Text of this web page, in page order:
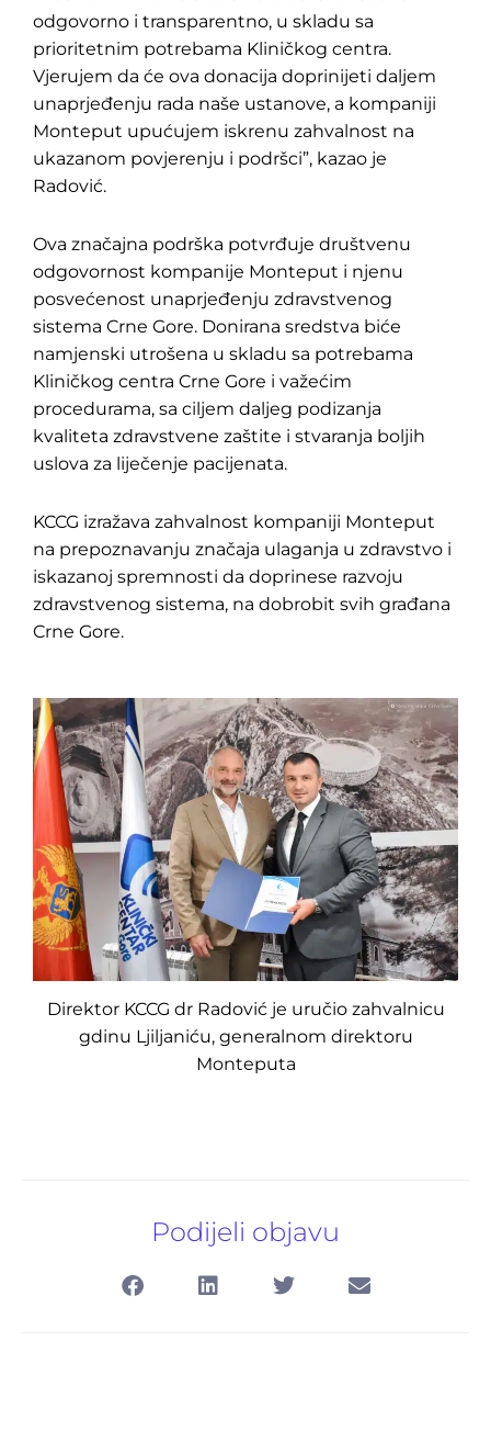
za:
odgovorno i transparentno, u skladu sa
prioritetnim potrebama Kliničkog centra.
Vjerujem da će ova donacija doprinijeti daljem
unaprjeđenju rada naše ustanove, a kompaniji
Monteput upućujem iskrenu zahvalnost na
ukazanom povjerenju i podršci”, kazao je
Radović.
Ova značajna podrška potvrđuje društvenu
odgovornost kompanije Monteput i njenu
posvećenost unaprjeđenju zdravstvenog
sistema Crne Gore. Donirana sredstva biće
namjenski utrošena u skladu sa potrebama
Kliničkog centra Crne Gore i važećim
procedurama, sa ciljem daljeg podizanja
kvaliteta zdravstvene zaštite i stvaranja boljih
uslova za liječenje pacijenata.
KCCG izražava zahvalnost kompaniji Monteput
na prepoznavanju značaja ulaganja u zdravstvo i
iskazanoj spremnosti da doprinese razvoju
zdravstvenog sistema, na dobrobit svih građana
Crne Gore.
Direktor KCCG dr Radović je uručio zahvalnicu
gdinu Ljiljaniću, generalnom direktoru
Monteputa
Podijeli objavu